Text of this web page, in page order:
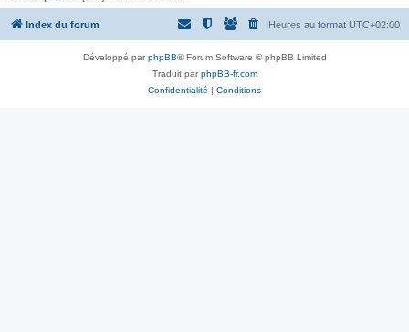
Index du forum Heures au format UTC+02:00
Développé parphpBB® Forum Software © phpBB Limited
Traduit parphpBB-fr.com
Confidentialité | Conditions